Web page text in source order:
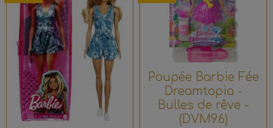
Poupée Barbie Fée
Dreamtopia -
Bulles de rêve -
(DVM96)